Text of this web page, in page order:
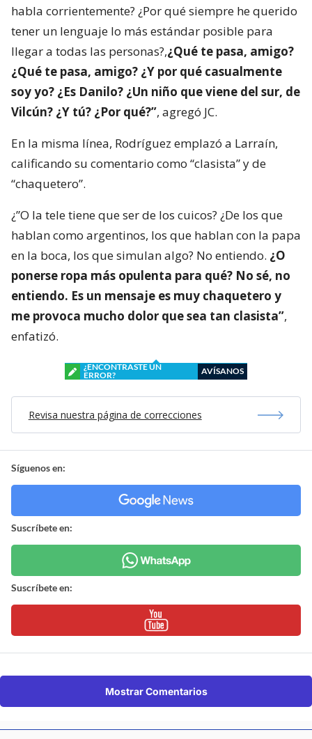
habla corrientemente? ¿Por qué siempre he querido
tener un lenguaje lo más estándar posible para
llegar a todas las personas?,¿Qué te pasa, amigo?
¿Qué te pasa, amigo? ¿Y por qué casualmente
soy yo? ¿Es Danilo? ¿Un niño que viene del sur, de
Vilcún? ¿Y tú? ¿Por qué?”, agregó JC.
En la misma línea, Rodríguez emplazó a Larraín,
calificando su comentario como “clasista” y de
“chaquetero”.
¿”O la tele tiene que ser de los cuicos? ¿De los que
hablan como argentinos, los que hablan con la papa
en la boca, los que simulan algo? No entiendo. ¿O
ponerse ropa más opulenta para qué? No sé, no
entiendo. Es un mensaje es muy chaquetero y
me provoca mucho dolor que sea tan clasista”,
enfatizó.
¿ENCONTRASTE UN
ERROR?
AVÍSANOS
Revisa nuestra página de correcciones
Síguenos en:
Suscríbete en:
Suscríbete en:
Mostrar Comentarios